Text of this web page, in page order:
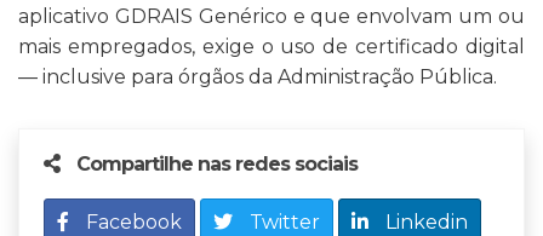
aplicativo GDRAIS Genérico e que envolvam um ou
mais empregados, exige o uso de certificado digital
— inclusive para órgãos da Administração Pública.
Compartilhe nas redes sociais
Facebook Twitter Linkedin